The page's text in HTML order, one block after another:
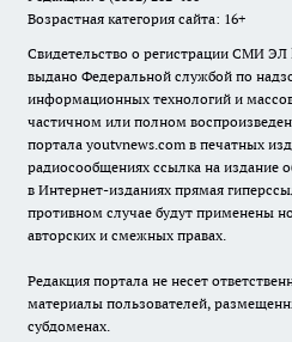
Возрастная категория сайта: 16+
Свидетельство о регистрации СМИ ЭЛ
выдано Федеральной службой по
информационных технологий и
частичном или полном
портала youtvnews.com в печатных
радиосообщениях ссылка на издание
в Интернет-изданиях прямая
противном случае будут применены
авторских и смежных правах.
Редакция портала не несет
материалы пользователей,
субдоменах.